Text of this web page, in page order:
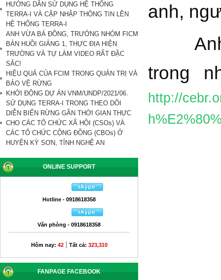
HƯỚNG DẪN SỬ DỤNG HỆ THỐNG
TERRA-I VÀ CẬP NHẬP THÔNG TIN LÊN
HỆ THỐNG TERRA-I
ANH VỪA BÁ ĐỒNG, TRƯỞNG NHÓM FICM
BẢN HUỒI GIẢNG 1, THỰC ĐỊA HIỆN
TRƯỜNG VÀ TỰ LÀM VIDEO RẤT ĐẶC
SẮC!
HIỆU QUẢ CỦA FCIM TRONG QUẢN TRỊ VÀ
BẢO VỆ RỪNG
KHỞI ĐỘNG DỰ ÁN VNM/UNDP/2021/06.
SỬ DỤNG TERRA-I TRONG THEO DÕI
DIỄN BIẾN RỪNG GẦN THỜI GIAN THỰC
CHO CÁC TỔ CHỨC XÃ HỘI (CSOs) VÀ
CÁC TỔ CHỨC CỘNG ĐỒNG (CBOs) Ở
HUYỆN KỲ SƠN, TỈNH NGHỆ AN
ONLINE SUPPORT
Hotline - 0918618358
Văn phòng - 0918618358
Hôm nay: 42| Tất cả: 323,310
FANPAGE FACEBOOK
anh,
Anh
trong
http://